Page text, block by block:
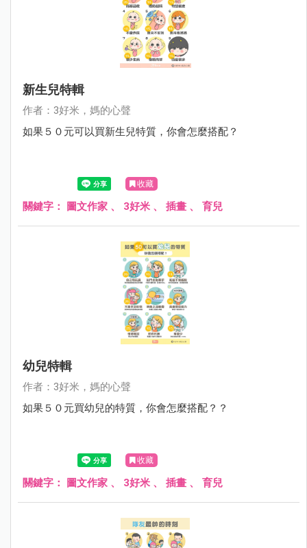
新生兒特輯
作者：3好米，媽的心聲
如果５０元可以買新生兒特質，你會怎麼搭配？
收藏
關鍵字： 圖文作家 、 3好米 、 插畫 、 育兒
幼兒特輯
作者：3好米，媽的心聲
如果５０元買幼兒的特質，你會怎麼搭配？？
收藏
關鍵字： 圖文作家 、 3好米 、 插畫 、 育兒